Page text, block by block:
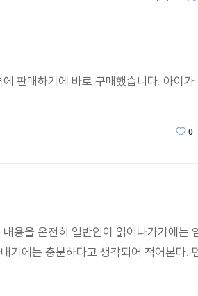
판매하기에 바로 구매했습니다. 아이가
0
용을 온전히 일반인이 읽어나가기에는
기에는 충분하다고 생각되어 적어본다.